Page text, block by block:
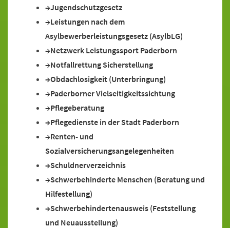
Jugendschutzgesetz
Leistungen nach dem
Asylbewerberleistungsgesetz (AsylbLG)
Netzwerk Leistungssport Paderborn
Notfallrettung Sicherstellung
Obdachlosigkeit (Unterbringung)
Paderborner Vielseitigkeitssichtung
Pflegeberatung
Pflegedienste in der Stadt Paderborn
Renten- und
Sozialversicherungsangelegenheiten
Schuldnerverzeichnis
Schwerbehinderte Menschen (Beratung und
Hilfestellung)
Schwerbehindertenausweis (Feststellung
und Neuausstellung)